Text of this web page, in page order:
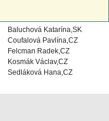
Baluchová Katarína,SK
Coufalová Pavlína,CZ
Felcman Radek,CZ
Kosmák Václav,CZ
Sedláková Hana,CZ